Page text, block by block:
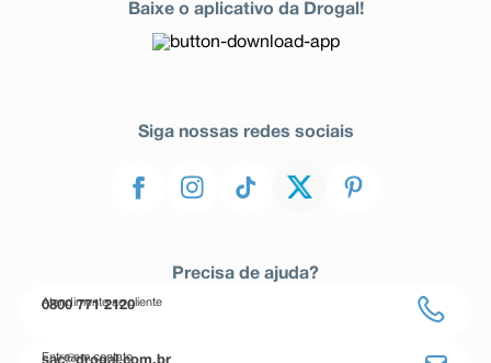
Baixe o aplicativo da Drogal!
Siga nossas redes sociais
Precisa de ajuda?
Atendimento ao cliente
0800 771 2120
Entre em contato